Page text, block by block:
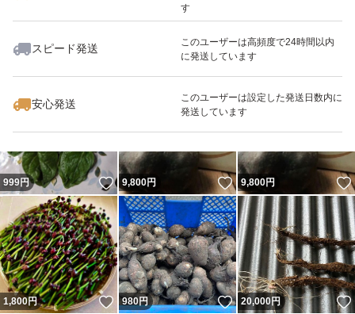
す
スピード発送
このユーザーは高頻度で24時間以内
に発送しています
安心発送
このユーザーは設定した発送日数内に
発送しています
いいね！
3,490
999円 いいね！
9,800円 いいね！
9,800円
1,800円 いいね！
980円 いいね！
20,000円